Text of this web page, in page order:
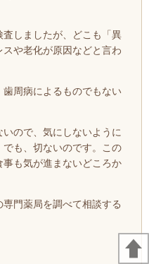
しましたが、どこも「異
や老化が原因などと言わ
周病によるものでもない
ので、気にしないように
も、切ないのです。この
も気が進まないどころか
門薬局を調べて相談する